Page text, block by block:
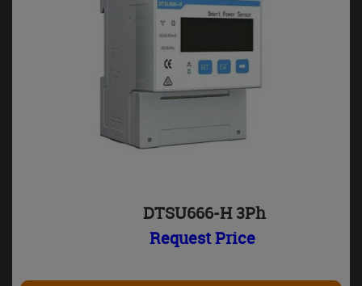
DTSU666-H 3Ph
Request Price